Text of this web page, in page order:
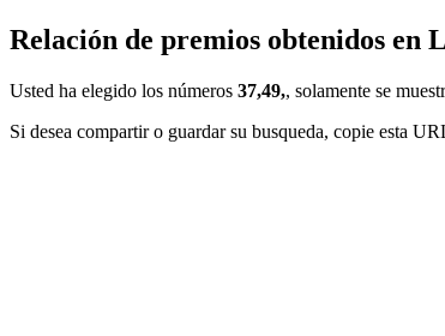
Relación de premios obtenidos en
Usted ha elegido los números 37,49,, solamente se
Si desea compartir o guardar su busqueda, copie esta